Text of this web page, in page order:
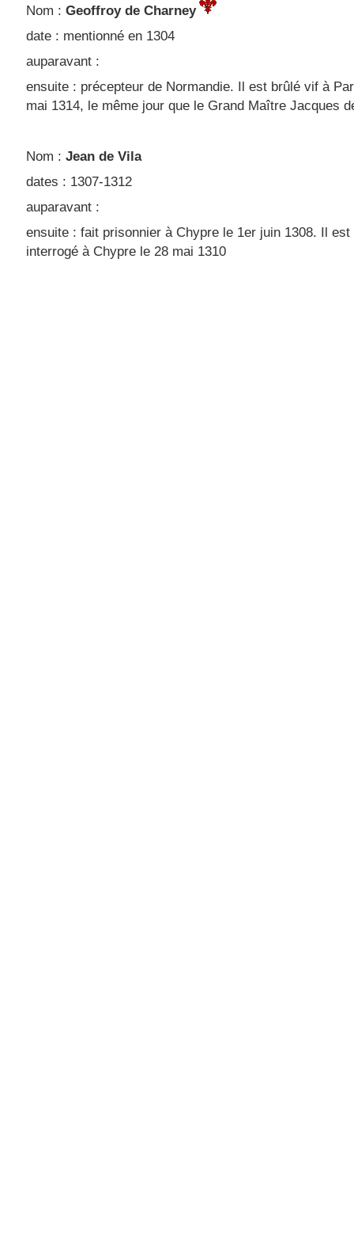
Nom : Geoffroy de Charney
date : mentionné en 1304
auparavant :
ensuite : précepteur de Normandie. Il est brûlé vif à
mai 1314, le même jour que le Grand Maître Jacques
Nom : Jean de Vila
dates : 1307-1312
auparavant :
ensuite : fait prisonnier à Chypre le 1er juin 1308. Il est
interrogé à Chypre le 28 mai 1310